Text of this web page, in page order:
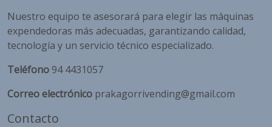
Nuestro equipo te asesorará para elegir las máquinas
expendedoras más adecuadas, garantizando calidad,
tecnología y un servicio técnico especializado.
Teléfono94 4431057
Correo electrónico prakagorrivending@gmail.com
Contacto